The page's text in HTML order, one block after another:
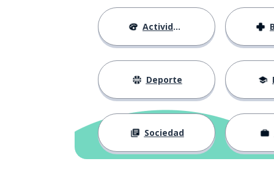
Actividades
Deporte
Sociedad